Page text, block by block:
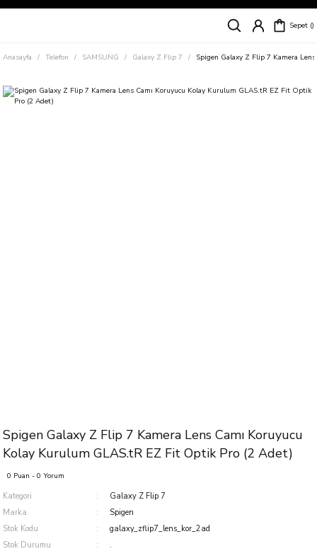
Siparişleriniz
Süper İndirimli Fiyatlar
Sepet
Anasayfa Telefon SAMSUNG Galaxy Z Flip 7 Spigen Galaxy Z Flip 7 Kamera
Spigen Galaxy Z Flip 7 Kamera Lens Camı Koruyucu
Kolay Kurulum GLAS.tR EZ Fit Optik Pro (2 Adet)
0 Puan - 0 Yorum
Kategori
Galaxy Z Flip 7
Marka
Spigen
Stok Kodu
galaxy_zflip7_lens_kor_2ad
Stok Durumu
.